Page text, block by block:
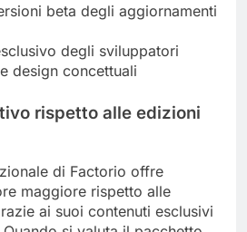
beta degli aggiornamenti
degli sviluppatori
design concettuali
rispetto alle edizioni
di Factorio offre
maggiore rispetto alle
ai suoi contenuti esclusivi